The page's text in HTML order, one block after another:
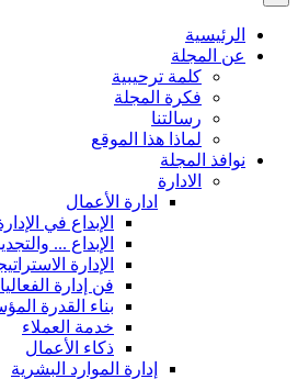
الرئيسية
عن المجلة
كلمة ترحيبية
فكرة المجلة
رسالتنا
لماذا هذا الموقع
نوافذ المجلة
الادارة
ادارة الأعمال
الإبداع في
الإبداع ...
الإدارة
فن إدارة
بناء القدرة
خدمة العملاء
ذكاء الأعمال
إدارة الموارد البشرية